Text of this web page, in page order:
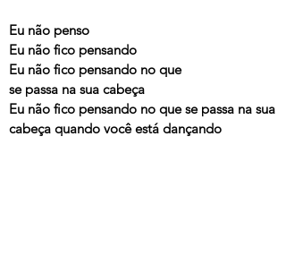
Eu não penso
Eu não fico pensando
Eu não fico pensando no que
se passa na sua cabeça
Eu não fico pensando no que se passa na sua
cabeça quando você está dançando